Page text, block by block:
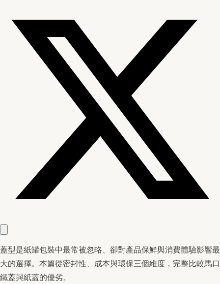
蓋型是紙罐包裝中最常被忽略、卻對產品保鮮與消費體驗影響最
大的選擇。本篇從密封性、成本與環保三個維度，完整比較馬口
鐵蓋與紙蓋的優劣。